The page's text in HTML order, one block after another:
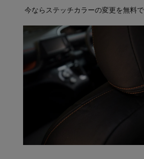
今ならステッチカラーの変更を無料で